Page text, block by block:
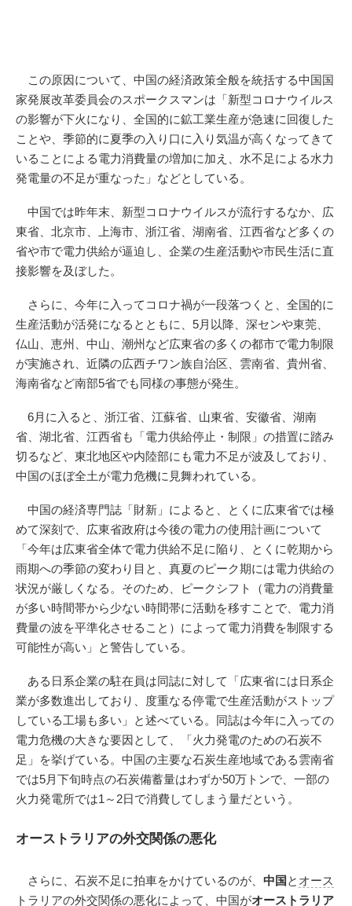
この原因について、中国の経済政策全般を統括する中国国
家発展改革委員会のスポークスマンは「新型コロナウイルス
の影響が下火になり、全国的に鉱工業生産が急速に回復した
ことや、季節的に夏季の入り口に入り気温が高くなってきて
いることによる電力消費量の増加に加え、水不足による水力
発電量の不足が重なった」などとしている。
中国では昨年末、新型コロナウイルスが流行するなか、広
東省、北京市、上海市、浙江省、湖南省、江西省など多くの
省や市で電力供給が逼迫し、企業の生産活動や市民生活に直
接影響を及ぼした。
さらに、今年に入ってコロナ禍が一段落つくと、全国的に
生産活動が活発になるとともに、5月以降、深センや東莞、
仏山、恵州、中山、潮州など広東省の多くの都市で電力制限
が実施され、近隣の広西チワン族自治区、雲南省、貴州省、
海南省など南部5省でも同様の事態が発生。
6月に入ると、浙江省、江蘇省、山東省、安徽省、湖南
省、湖北省、江西省も「電力供給停止・制限」の措置に踏み
切るなど、東北地区や内陸部にも電力不足が波及しており、
中国のほぼ全土が電力危機に見舞われている。
中国の経済専門誌「財新」によると、とくに広東省では極
めて深刻で、広東省政府は今後の電力の使用計画について
「今年は広東省全体で電力供給不足に陥り、とくに乾期から
雨期への季節の変わり目と、真夏のピーク期には電力供給の
状況が厳しくなる。そのため、ピークシフト（電力の消費量
が多い時間帯から少ない時間帯に活動を移すことで、電力消
費量の波を平準化させること）によって電力消費を制限する
可能性が高い」と警告している。
ある日系企業の駐在員は同誌に対して「広東省には日系企
業が多数進出しており、度重なる停電で生産活動がストップ
している工場も多い」と述べている。同誌は今年に入っての
電力危機の大きな要因として、「火力発電のための石炭不
足」を挙げている。中国の主要な石炭生産地域である雲南省
では5月下旬時点の石炭備蓄量はわずか50万トンで、一部の
火力発電所では1～2日で消費してしまう量だという。
オーストラリアの外交関係の悪化
さらに、石炭不足に拍車をかけているのが、 中国 と オース
トラリアの外交関係の悪化によって、中国がオーストラリア